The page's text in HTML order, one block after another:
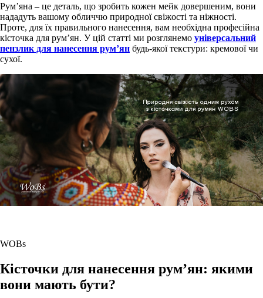
Рум’яна – це деталь, що зробить кожен мейк довершеним, вони
нададуть вашому обличчю природної свіжості та ніжності.
Проте, для їх правильного нанесення, вам необхідна професійна
кісточка для рум’ян. У цій статті ми розглянемо універсальний
пензлик для нанесення рум’ян будь-якої текстури: кремової чи
сухої.
WOBs
Кісточки для нанесення рум’ян: якими
вони мають бути?